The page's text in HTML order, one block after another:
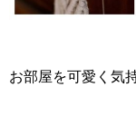
お部屋を可愛く気